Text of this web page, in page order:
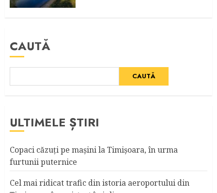
CAUTĂ
CAUTĂ
ULTIMELE ȘTIRI
Copaci căzuţi pe maşini la Timişoara, în urma
furtunii puternice
Cel mai ridicat trafic din istoria aeroportului din